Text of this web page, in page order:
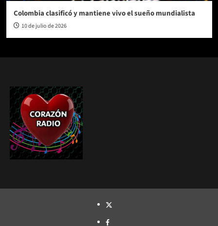
Colombia clasificó y mantiene vivo el sueño mundialista
10 de julio de 2026
TWITTER
FACEBOOK